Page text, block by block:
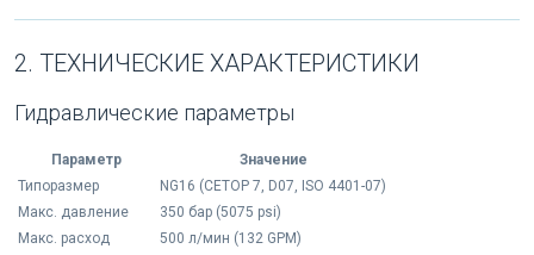
2. ТЕХНИЧЕСКИЕ ХАРАКТЕРИСТИКИ
Гидравлические параметры
Параметр
Значение
Типоразмер
NG16 (CETOP 7, D07, ISO 4401-07)
Макс. давление
350 бар (5075 psi)
Макс. расход
500 л/мин (132 GPM)